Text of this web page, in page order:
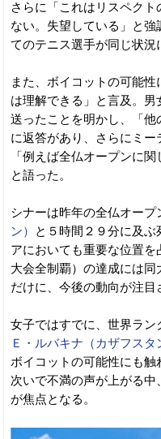
さらに「これはリスペク
ない。失望している」と
てのテニス選手が同じ状況
また、ボイコットの可能
は理解できる」と言及。
送ったことを明かし、「
に返答があり、さらにミー
「例えば全仏オープンに
と語った。
シナーは昨年の全仏オープ
ン）
と５時間２９分に及ぶ
アにおいても重要な位置
大会全制覇）の達成には
だけに、今後の動向が注目
女子ではすでに、世界ラン
Ｅ・ルバキナ（カザフスタ
ボイコットの可能性にも触
次いで不満の声が上がる
が焦点となる。